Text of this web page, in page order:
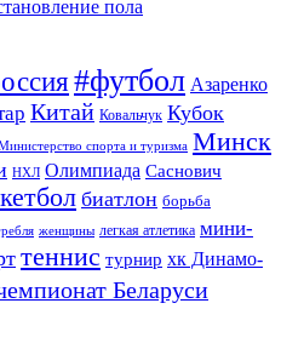
пола
#футбол Азаренко
Китай Ковальчук Кубок
спорта и туризма Минск
НХЛ Олимпиада Саснович
биатлон борьба
женщины легкая атлетика мини-
теннис турнир хк Динамо-
Беларуси